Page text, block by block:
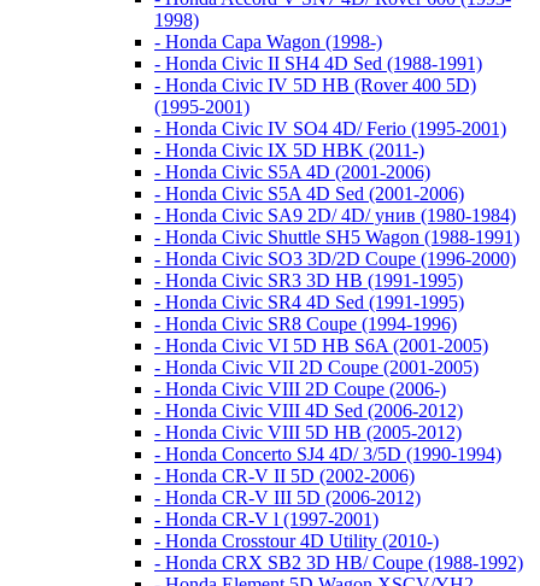
1998)
- Honda Capa Wagon (1998-)
- Honda Civic II SH4 4D Sed (1988-1991)
- Honda Civic IV 5D HB (Rover 400 5D)
(1995-2001)
- Honda Civic IV SO4 4D/ Ferio (1995-2001)
- Honda Civic IX 5D HBK (2011-)
- Honda Civic S5A 4D (2001-2006)
- Honda Civic S5A 4D Sed (2001-2006)
- Honda Civic SA9 2D/ 4D/ унив (1980-1984)
- Honda Civic Shuttle SH5 Wagon (1988-1991)
- Honda Civic SO3 3D/2D Coupe (1996-2000)
- Honda Civic SR3 3D HB (1991-1995)
- Honda Civic SR4 4D Sed (1991-1995)
- Honda Civic SR8 Coupe (1994-1996)
- Honda Civic VI 5D HB S6A (2001-2005)
- Honda Civic VII 2D Coupe (2001-2005)
- Honda Civic VIII 2D Coupe (2006-)
- Honda Civic VIII 4D Sed (2006-2012)
- Honda Civic VIII 5D HB (2005-2012)
- Honda Concerto SJ4 4D/ 3/5D (1990-1994)
- Honda CR-V II 5D (2002-2006)
- Honda CR-V III 5D (2006-2012)
- Honda CR-V l (1997-2001)
- Honda Crosstour 4D Utility (2010-)
- Honda CRX SB2 3D HB/ Coupe (1988-1992)